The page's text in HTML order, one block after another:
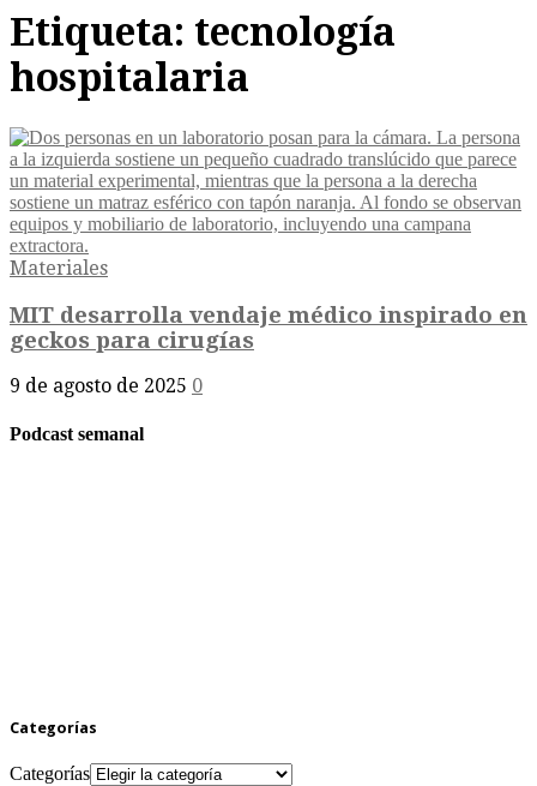
Etiqueta: tecnología
hospitalaria
Materiales
MIT desarrolla vendaje médico inspirado en
geckos para cirugías
9 de agosto de 2025 0
Podcast semanal
Categorías
Categorías